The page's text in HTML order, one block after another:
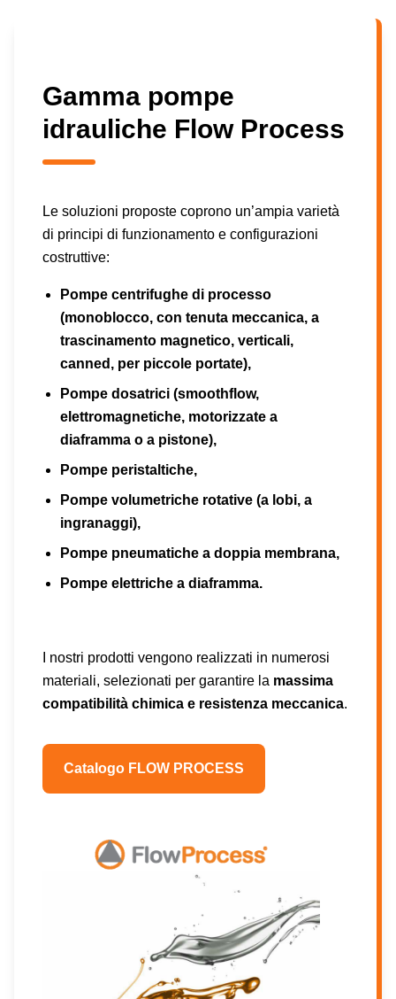
Gamma pompe
idrauliche Flow Process
Le soluzioni proposte coprono un’ampia varietà
di principi di funzionamento e configurazioni
costruttive:
Pompe centrifughe di processo
(monoblocco, con tenuta meccanica, a
trascinamento magnetico, verticali,
canned, per piccole portate),
Pompe dosatrici (smoothflow,
elettromagnetiche, motorizzate a
diaframma o a pistone),
Pompe peristaltiche,
Pompe volumetriche rotative (a lobi, a
ingranaggi),
Pompe pneumatiche a doppia membrana,
Pompe elettriche a diaframma.
I nostri prodotti vengono realizzati in numerosi
materiali, selezionati per garantire la massima
compatibilità chimica e resistenza meccanica.
Catalogo FLOW PROCESS